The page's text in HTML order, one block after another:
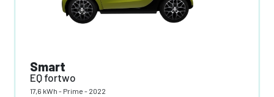
Smart
EQ fortwo
17,6 kWh - Prime - 2022